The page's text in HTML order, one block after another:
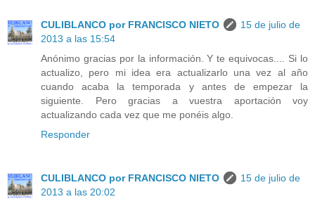
CULIBLANCO por FRANCISCO NIETO
15 de julio de
2013 a las 15:54
Anónimo gracias por la información. Y te equivocas.... Si lo
actualizo, pero mi idea era actualizarlo una vez al año
cuando acaba la temporada y antes de empezar la
siguiente. Pero gracias a vuestra aportación voy
actualizando cada vez que me ponéis algo.
Responder
CULIBLANCO por FRANCISCO NIETO
15 de julio de
2013 a las 20:02